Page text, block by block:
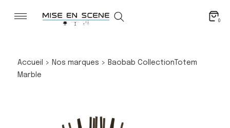
0
Accueil > Nos marques > Baobab CollectionTotem
Marble